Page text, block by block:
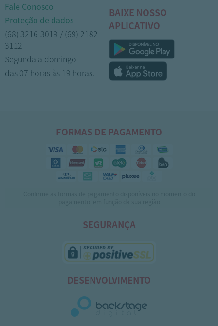
Fale Conosco
Proteção de dados
(68) 3216-3019 / (69) 2182-
3112
Segunda a domingo
das 07 horas às 19 horas.
BAIXE NOSSO
APLICATIVO
FORMAS DE PAGAMENTO
SEGURANÇA
DESENVOLVIMENTO